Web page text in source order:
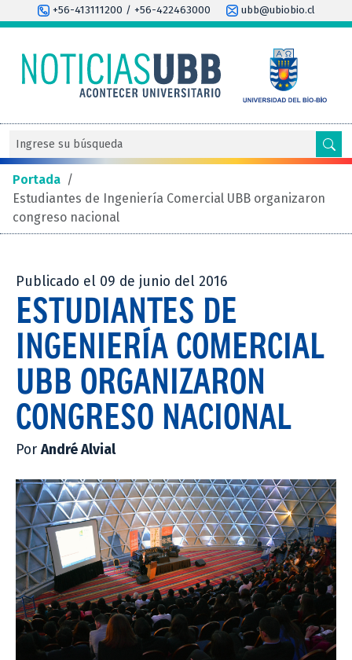
+56-413111200 / +56-422463000 ubb@ubiobio.cl
Portada /
Estudiantes de Ingeniería Comercial UBB organizaron
congreso nacional
Publicado el 09 de junio del 2016
ESTUDIANTES DE
INGENIERÍA COMERCIAL
UBB ORGANIZARON
CONGRESO NACIONAL
Por André Alvial